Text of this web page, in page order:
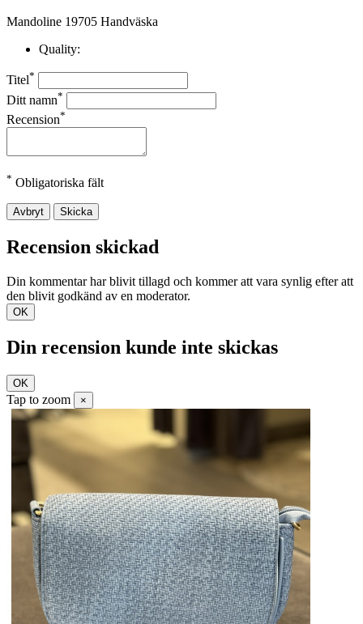
Mandoline 19705 Handväska
Quality:
Titel*
Ditt namn*
Recension*
* Obligatoriska fält
Avbryt Skicka
Recension skickad
Din kommentar har blivit tillagd och kommer att vara synlig efter att
den blivit godkänd av en moderator.
OK
Din recension kunde inte skickas
OK
Tap to zoom ×